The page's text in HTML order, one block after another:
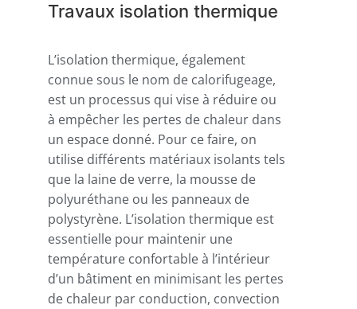
Travaux isolation thermique
L’isolation thermique, également
connue sous le nom de calorifugeage,
est un processus qui vise à réduire ou
à empêcher les pertes de chaleur dans
un espace donné. Pour ce faire, on
utilise différents matériaux isolants tels
que la laine de verre, la mousse de
polyuréthane ou les panneaux de
polystyrène. L’isolation thermique est
essentielle pour maintenir une
température confortable à l’intérieur
d’un bâtiment en minimisant les pertes
de chaleur par conduction, convection